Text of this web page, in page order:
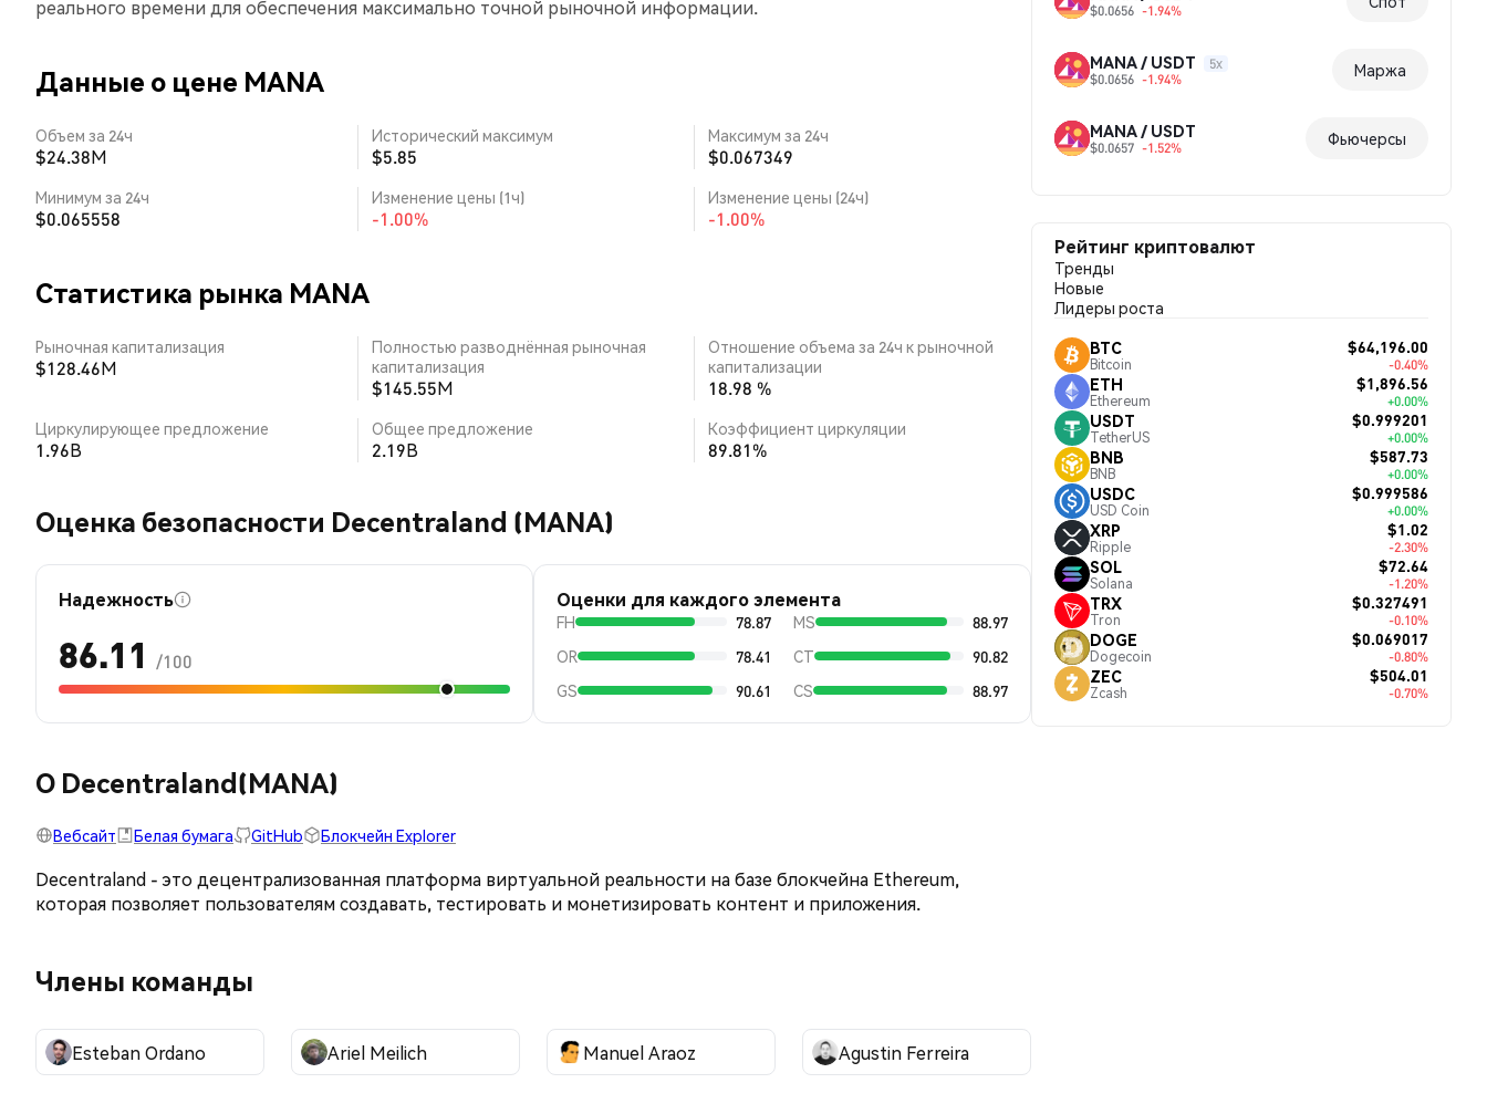
реального времени для обеспечения максимально точной рыночной информации.
Данные о цене MANA
Объем за 24ч
$24.38M
Исторический максимум
$5.85
Максимум за 24ч
$0.067349
Минимум за 24ч
$0.065558
Изменение цены (1ч)
-1.00%
Изменение цены (24ч)
-1.00%
Статистика рынка MANA
Рыночная капитализация
$128.46M
Полностью разводнённая рыночная
капитализация
$145.55M
Отношение объема за 24ч к рыночной
капитализации
18.98 %
Циркулирующее предложение
1.96B
Общее предложение
2.19B
Коэффициент циркуляции
89.81%
Оценка безопасности Decentraland (MANA)
Надежность
86.11 /100
Оценки для каждого элемента
FH 78.87 MS
88.97
OR
78.41 CT
90.82
GS
90.61 CS 88.97
О Decentraland(MANA)
Вебсайт Белая бумага GitHub Блокчейн Explorer
Decentraland - это децентрализованная платформа виртуальной реальности на базе блокчейна Ethereum,
которая позволяет пользователям создавать, тестировать и монетизировать контент и приложения.
Члены команды
Esteban Ordano Ariel Meilich Manuel Araoz Agustin Ferreira
$0.0656 -1.94%
MANA / USDT
5x
$0.0656 -1.94% Маржа
MANA / USDT
$0.0657 -1.52% Фьючерсы
Рейтинг криптовалют
Тренды
Новые
Лидеры роста
BTC
Bitcoin
$64,196.00
-0.40%
ETH
Ethereum
$1,896.56
+0.00%
USDT
TetherUS
$0.999201
+0.00%
BNB
BNB
$587.73
+0.00%
USDC
USD Coin
$0.999586
+0.00%
XRP
Ripple
$1.02
-2.30%
SOL
Solana
$72.64
-1.20%
TRX
Tron
$0.327491
-0.10%
DOGE
Dogecoin
$0.069017
-0.80%
ZEC
Zcash
$504.01
-0.70%